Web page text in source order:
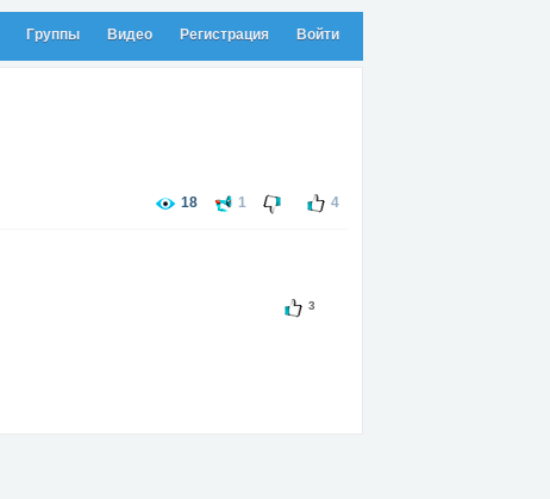
Группы Видео Регистрация Войти
18 1 4
3